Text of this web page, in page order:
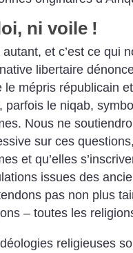
ni voile !
autant, et c’est ce qui
libertaire
le mépris républicain
parfois le niqab,
Nous ne
sur ces
et qu’elles
issues des
pas non plus
– toutes les
religieuses